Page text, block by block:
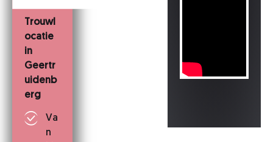
Trouwl
ocatie
in
Geertr
uidenb
erg
Va
n